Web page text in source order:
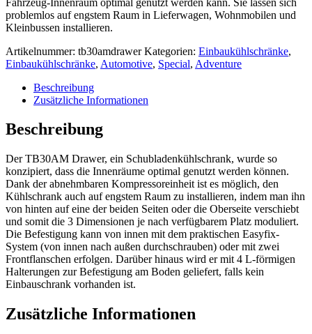
problemlos auf engstem Raum in Lieferwagen, Wohnmobilen und
Kleinbussen installieren.
Artikelnummer: tb30amdrawer Kategorien: Einbaukühlschränke,
Einbaukühlschränke, Automotive, Special, Adventure
Beschreibung
Zusätzliche Informationen
Beschreibung
Der TB30AM Drawer, ein Schubladenkühlschrank, wurde so
konzipiert, dass die Innenräume optimal genutzt werden können.
Dank der abnehmbaren Kompressoreinheit ist es möglich, den
Kühlschrank auch auf engstem Raum zu installieren, indem man ihn
von hinten auf eine der beiden Seiten oder die Oberseite verschiebt
und somit die 3 Dimensionen je nach verfügbarem Platz moduliert.
Die Befestigung kann von innen mit dem praktischen Easyfix-
System (von innen nach außen durchschrauben) oder mit zwei
Frontflanschen erfolgen. Darüber hinaus wird er mit 4 L-förmigen
Halterungen zur Befestigung am Boden geliefert, falls kein
Einbauschrank vorhanden ist.
Zusätzliche Informationen